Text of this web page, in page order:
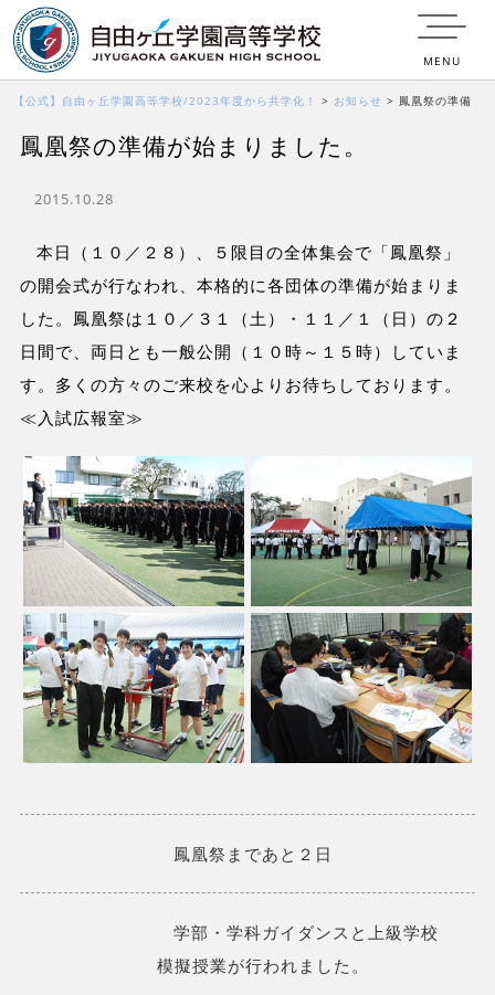
MENU
【公式】自由ヶ丘学園高等学校/2023年度から共学化！ > お知らせ > 鳳凰祭の準備
が始まりました。
鳳凰祭の準備が始まりました。
2015.10.28
本日（１０／２８）、５限目の全体集会で「鳳凰祭」
の開会式が行なわれ、本格的に各団体の準備が始まりま
した。鳳凰祭は１０／３１（土）・１１／１（日）の２
日間で、両日とも一般公開（１０時～１５時）していま
す。多くの方々のご来校を心よりお待ちしております。
≪入試広報室≫
鳳凰祭まであと２日
学部・学科ガイダンスと上級学校
模擬授業が行われました。